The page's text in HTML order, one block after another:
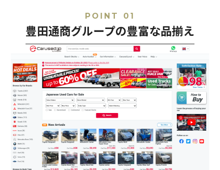
POINT 01
豊田通商グループの豊富な品揃え